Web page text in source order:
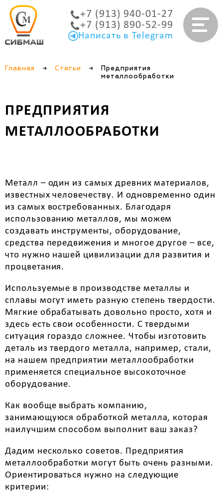
+7 (913) 940-01-27
+7 (913) 890-52-99
Написать в Telegram
Главная → Статьи →
Предприятия
металлообработки
ПРЕДПРИЯТИЯ
МЕТАЛЛООБРАБОТКИ
Металл – один из самых древних материалов,
известных человечеству. И одновременно один
из самых востребованных. Благодаря
использованию металлов, мы можем
создавать инструменты, оборудование,
средства передвижения и многое другое – все,
что нужно нашей цивилизации для развития и
процветания.
Используемые в производстве металлы и
сплавы могут иметь разную степень твердости.
Мягкие обрабатывать довольно просто, хотя и
здесь есть свои особенности. С твердыми
ситуация гораздо сложнее. Чтобы изготовить
деталь из твердого металла, например, стали,
на нашем предприятии металлообработки
применяется специальное высокоточное
оборудование.
Как вообще выбрать компанию,
занимающуюся обработкой металла, которая
наилучшим способом выполнит ваш заказ?
Дадим несколько советов. Предприятия
металлообработки могут быть очень разными.
Ориентироваться нужно на следующие
критерии: